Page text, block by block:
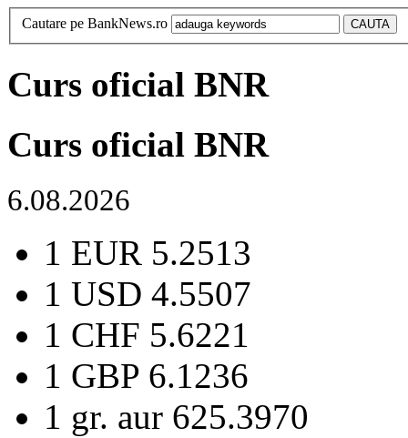
Cautare pe BankNews.ro
Curs oficial BNR
Curs oficial BNR
6.08.2026
1 EUR 5.2513
1 USD 4.5507
1 CHF 5.6221
1 GBP 6.1236
1 gr. aur 625.3970